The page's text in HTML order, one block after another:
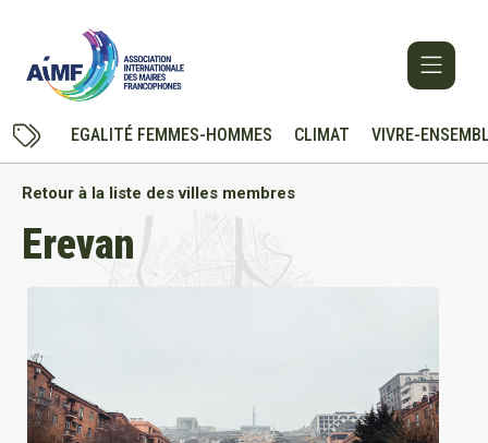
EGALITÉ FEMMES-HOMMES CLIMAT VIVRE-
Retour à la liste des villes membres
Erevan